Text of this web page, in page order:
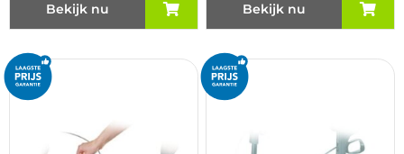
Bekijk nu Bekijk nu